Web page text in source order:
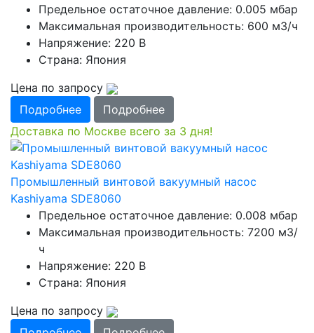
Предельное остаточное давление: 0.005 мбар
Максимальная производительность: 600 м3/ч
Напряжение: 220 В
Страна: Япония
Цена по запросу
Подробнее
Подробнее
Доставка по Москве всего за 3 дня!
Промышленный винтовой вакуумный насос
Kashiyama SDE8060
Предельное остаточное давление: 0.008 мбар
Максимальная производительность: 7200 м3/
ч
Напряжение: 220 В
Страна: Япония
Цена по запросу